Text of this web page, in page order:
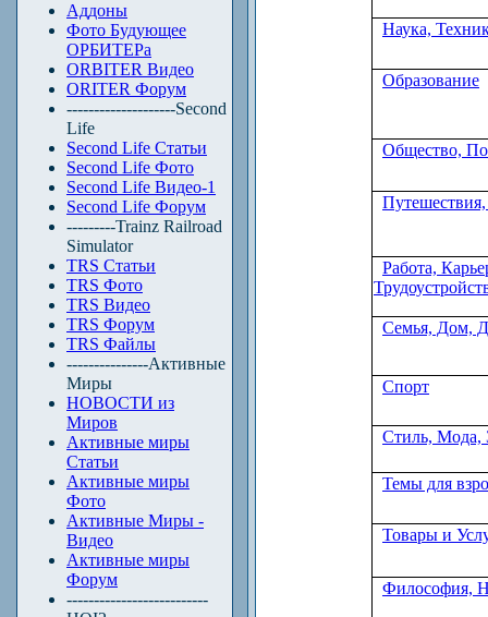
Аддоны
Фото Будующее
ОРБИТЕРа
ORBITER Видео
ORITER Форум
--------------------Second
Life
Second Life Статьи
Second Life Фото
Second Life Видео-1
Second Life Форум
---------Trainz Railroad
Simulator
TRS Статьи
TRS Фото
TRS Видео
TRS Форум
TRS Файлы
---------------Активные
Миры
НОВОСТИ из
Миров
Активные миры
Статьи
Активные миры
Фото
Активные Миры -
Видео
Активные миры
Форум
--------------------------
Наука,
Образование
Общество,
Работа,
Семья, Дом,
Спорт
Стиль, Мода,
Темы для
Товары и
Философия,